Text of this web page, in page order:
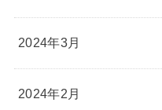
2024年3月
2024年2月